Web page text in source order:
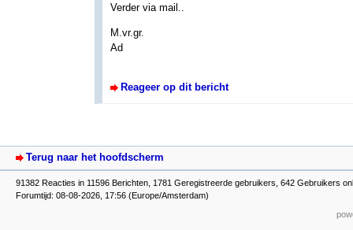
Verder via mail..
M.vr.gr.
Ad
Reageer op dit bericht
Terug naar het hoofdscherm
91382 Reacties in 11596 Berichten, 1781 Geregistreerde gebruikers, 642 Gebruikers
Forumtijd: 08-08-2026, 17:56 (Europe/Amsterdam)